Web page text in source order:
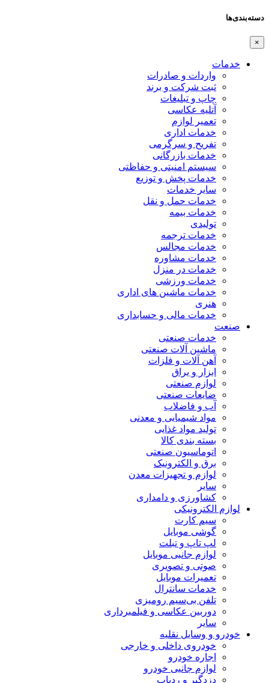
دسته‌بندی‌ها
×
خدمات
واردات و صادرات
ثبت شرکت و برند
چاپ و تبلیغات
آتلیه عکاسی
تعمیر لوازم
خدمات اداری
تفریح و سرگرمی
خدمات بازرگانی
سیستم امنیتی و حفاظتی
خدمات پخش و توزیع
سایر خدمات
خدمات حمل و نقل
خدمات بیمه
تولیدی
خدمات ترجمه
خدمات مجالس
خدمات مشاوره
خدمات در منزل
خدمات ورزشی
خدمات ماشین های اداری
هنری
خدمات مالی و حسابداری
صنعت
خدمات صنعتی
ماشین آلات صنعتی
آهن آلات و فلزات
ابزار و یراق
لوازم صنعتی
ضایعات صنعتی
آب و فاضلاب
مواد شیمیایی و معدنی
تولید مواد غذایی
بسته بندی کالا
اتوماسیون صنعتی
برق و الکترونیک
لوازم و تجهیزات معدن
سایر
کشاورزی و دامداری
لوازم الکترونیکی
سیم کارت
گوشی موبایل
لپ تاپ و تبلت
لوازم جانبی موبایل
صوتی و تصویری
تعمیرات موبایل
خدمات سانترال
تلفن بی‌سیم رومیزی
دوربین عکاسی و فیلمبرداری
سایر
خودرو و وسایل نقلیه
خودروی داخلی و خارجی
اجاره خودرو
لوازم جانبی خودرو
دزدگیر و ردیاب